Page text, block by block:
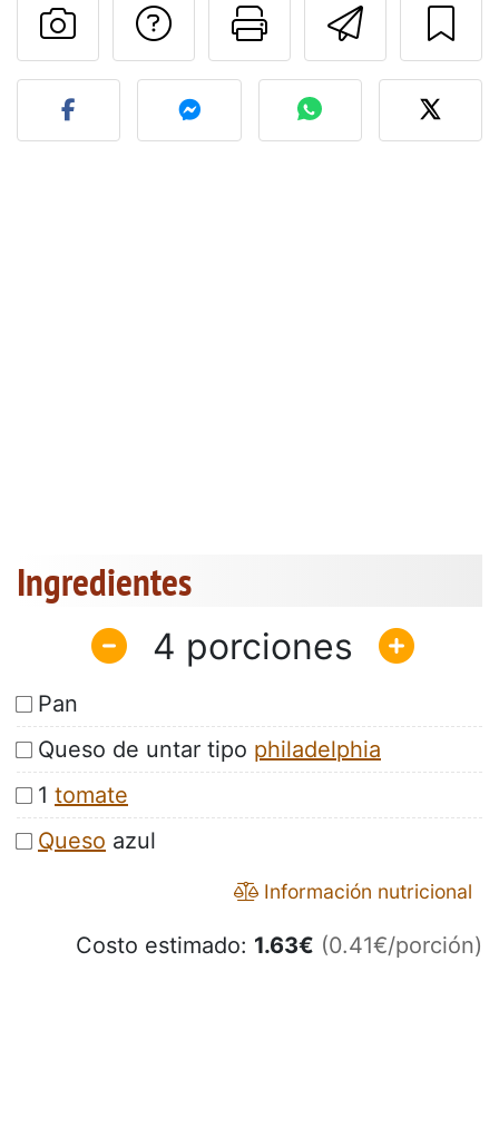
Imprimir
Preguntar al autor
Publicar la foto de esta
Ingredientes
4
Pan
Queso de untar tipo philadelphia
1 tomate
Queso azul
Información nutricional
Costo estimado: 1.63€ (0.41€/porción)